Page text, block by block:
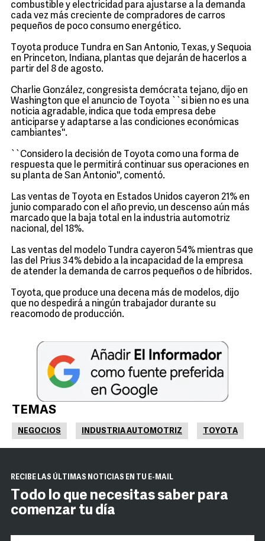
combustible y electricidad para ajustarse a la demanda
cada vez más creciente de compradores de carros
pequeños de poco consumo energético.
Toyota produce Tundra en San Antonio, Texas, y Sequoia
en Princeton, Indiana, plantas que dejarán de hacerlos a
partir del 8 de agosto.
Charlie González, congresista demócrata tejano, dijo en
Washington que el anuncio de Toyota ``si bien no es una
noticia agradable, indica que toda empresa debe
anticiparse y adaptarse a las condiciones económicas
cambiantes''.
``Considero la decisión de Toyota como una forma de
respuesta que le permitirá continuar sus operaciones en
su planta de San Antonio'', comentó.
Las ventas de Toyota en Estados Unidos cayeron 21% en
junio comparado con el año previo, un descenso aún más
marcado que la baja total en la industria automotriz
nacional, del 18%.
Las ventas del modelo Tundra cayeron 54% mientras que
las del Prius 34% debido a la incapacidad de la empresa
de atender la demanda de carros pequeños o de híbridos.
Toyota, que produce una decena más de modelos, dijo
que no despedirá a ningún trabajador durante su
reacomodo de producción.
TEMAS
NEGOCIOS INDUSTRIA AUTOMOTRIZ TOYOTA
RECIBE LAS ÚLTIMAS NOTICIAS EN TU E-MAIL
Todo lo que necesitas saber para
comenzar tu día